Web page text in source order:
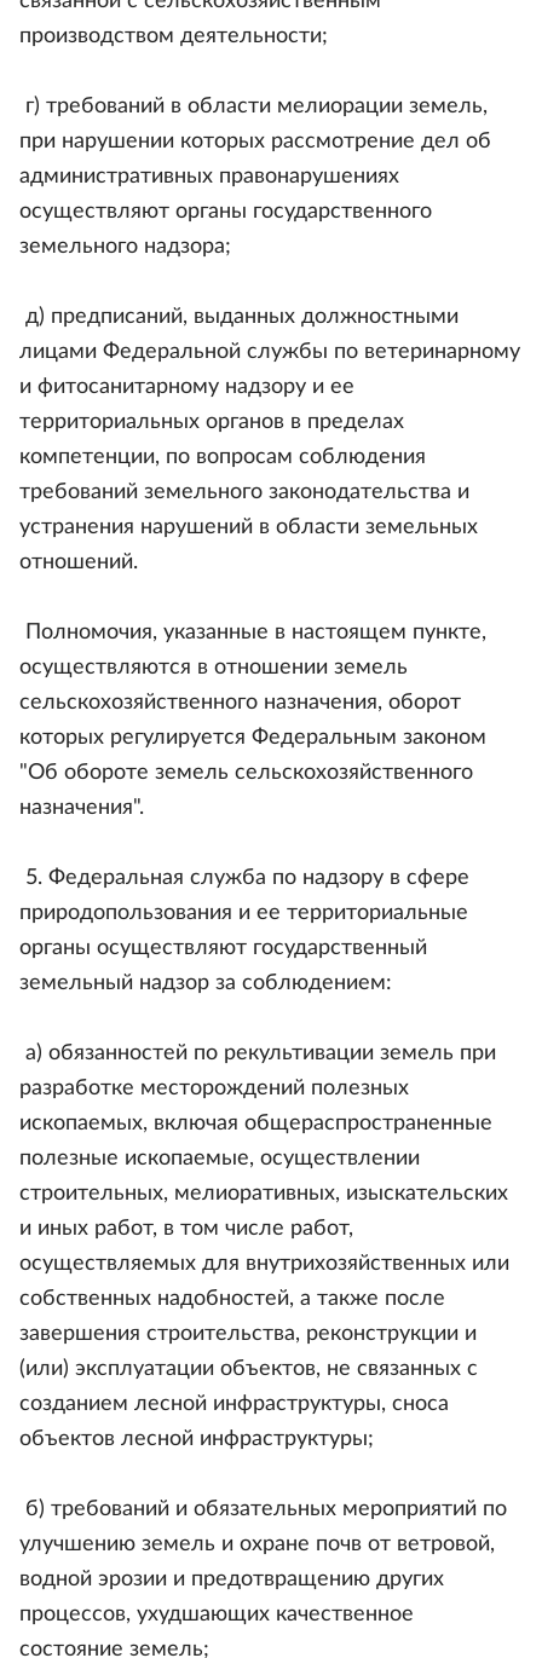
производством деятельности;
г) требований в области мелиорации земель,
при нарушении которых рассмотрение дел об
административных правонарушениях
осуществляют органы государственного
земельного надзора;
д) предписаний, выданных должностными
лицами Федеральной службы по ветеринарному
и фитосанитарному надзору и ее
территориальных органов в пределах
компетенции, по вопросам соблюдения
требований земельного законодательства и
устранения нарушений в области земельных
отношений.
Полномочия, указанные в настоящем пункте,
осуществляются в отношении земель
сельскохозяйственного назначения, оборот
которых регулируется Федеральным законом
"Об обороте земель сельскохозяйственного
назначения".
5. Федеральная служба по надзору в сфере
природопользования и ее территориальные
органы осуществляют государственный
земельный надзор за соблюдением:
а) обязанностей по рекультивации земель при
разработке месторождений полезных
ископаемых, включая общераспространенные
полезные ископаемые, осуществлении
строительных, мелиоративных, изыскательских
и иных работ, в том числе работ,
осуществляемых для внутрихозяйственных или
собственных надобностей, а также после
завершения строительства, реконструкции и
(или) эксплуатации объектов, не связанных с
созданием лесной инфраструктуры, сноса
объектов лесной инфраструктуры;
б) требований и обязательных мероприятий по
улучшению земель и охране почв от ветровой,
водной эрозии и предотвращению других
процессов, ухудшающих качественное
состояние земель;